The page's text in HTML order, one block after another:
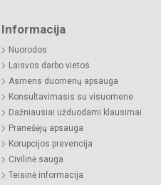
Informacija
Nuorodos
Laisvos darbo vietos
Asmens duomenų apsauga
Konsultavimasis su visuomene
Dažniausiai užduodami klausimai
Pranešėjų apsauga
Korupcijos prevencija
Civilinė sauga
Teisinė informacija